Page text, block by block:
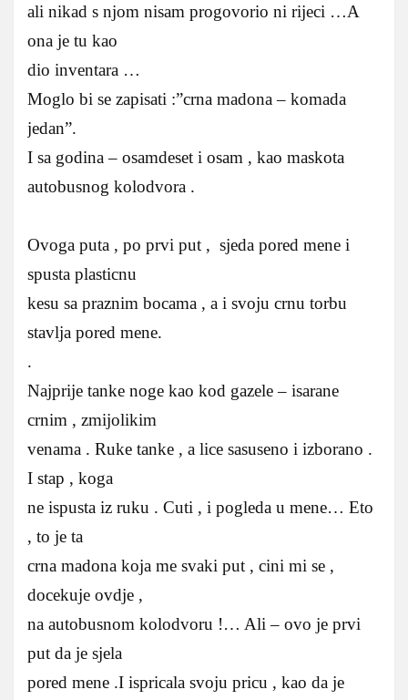
ali nikad s njom nisam progovorio ni rijeci …A
ona je tu kao
dio inventara …
Moglo bi se zapisati :”crna madona – komada
jedan”.
I sa godina – osamdeset i osam , kao maskota
autobusnog kolodvora .
Ovoga puta , po prvi put , sjeda pored mene i
spusta plasticnu
kesu sa praznim bocama , a i svoju crnu torbu
stavlja pored mene.
.
Najprije tanke noge kao kod gazele – isarane
crnim , zmijolikim
venama . Ruke tanke , a lice sasuseno i izborano .
I stap , koga
ne ispusta iz ruku . Cuti , i pogleda u mene… Eto
, to je ta
crna madona koja me svaki put , cini mi se ,
docekuje ovdje ,
na autobusnom kolodvoru !… Ali – ovo je prvi
put da je sjela
pored mene .I ispricala svoju pricu , kao da je